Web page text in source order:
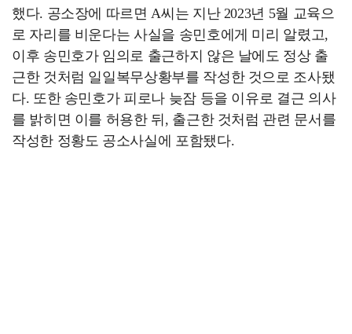
했다. 공소장에 따르면 A씨는 지난 2023년 5월 교육으
로 자리를 비운다는 사실을 송민호에게 미리 알렸고,
이후 송민호가 임의로 출근하지 않은 날에도 정상 출
근한 것처럼 일일복무상황부를 작성한 것으로 조사됐
다. 또한 송민호가 피로나 늦잠 등을 이유로 결근 의사
를 밝히면 이를 허용한 뒤, 출근한 것처럼 관련 문서를
작성한 정황도 공소사실에 포함됐다.